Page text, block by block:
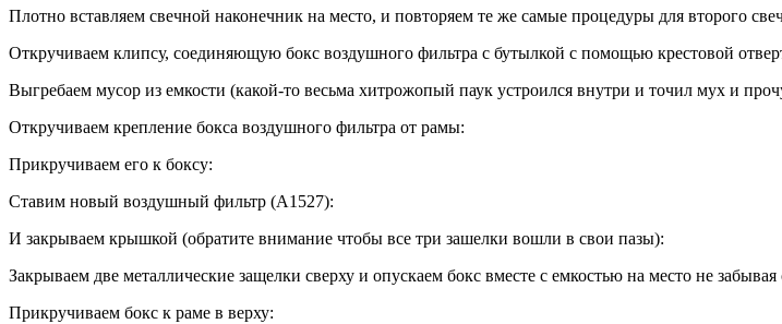
Плотно вставляем свечной наконечник на место, и повторяем те же самые процедуры для второго
Откручиваем клипсу, соединяющую бокс воздушного фильтра с бутылкой с помощью крестовой
Выгребаем мусор из емкости (какой-то весьма хитрожопый паук устроился внутри и точил мух и
Откручиваем крепление бокса воздушного фильтра от рамы:
Прикручиваем его к боксу:
Ставим новый воздушный фильтр (A1527):
И закрываем крышкой (обратите внимание чтобы все три зашелки вошли в свои пазы):
Закрываем две металлические защелки сверху и опускаем бокс вместе с емкостью на место не забывая
Прикручиваем бокс к раме в верху: